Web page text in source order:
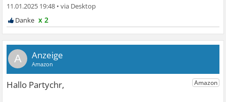
11.01.2025 19:48 •
x 2
A